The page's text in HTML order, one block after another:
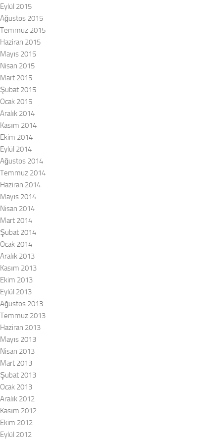
Eylül 2015
Ağustos 2015
Temmuz 2015
Haziran 2015
Mayıs 2015
Nisan 2015
Mart 2015
Şubat 2015
Ocak 2015
Aralık 2014
Kasım 2014
Ekim 2014
Eylül 2014
Ağustos 2014
Temmuz 2014
Haziran 2014
Mayıs 2014
Nisan 2014
Mart 2014
Şubat 2014
Ocak 2014
Aralık 2013
Kasım 2013
Ekim 2013
Eylül 2013
Ağustos 2013
Temmuz 2013
Haziran 2013
Mayıs 2013
Nisan 2013
Mart 2013
Şubat 2013
Ocak 2013
Aralık 2012
Kasım 2012
Ekim 2012
Eylül 2012